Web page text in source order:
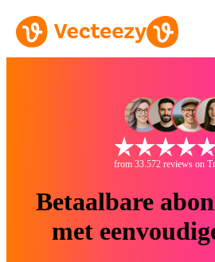
from 33.572 reviews on
Betaalbare
met